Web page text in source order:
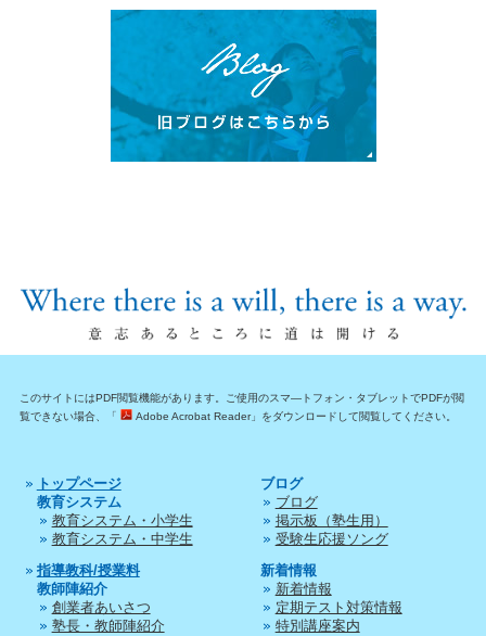
このサイトにはPDF閲覧機能があります。ご使用のスマ―トフォン・タブレットでPDFが閲
覧できない場合、「
Adobe Acrobat Reader」をダウンロードして閲覧してください。
トップページ
教育システム
教育システム・小学生
教育システム・中学生
指導教科/授業料
教師陣紹介
創業者あいさつ
塾長・教師陣紹介
ブログ
ブログ
掲示板（塾生用）
受験生応援ソング
新着情報
新着情報
定期テスト対策情報
特別講座案内